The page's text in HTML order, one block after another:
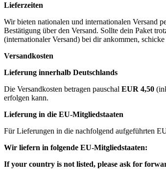
Lieferzeiten
Wir bieten nationalen und internationalen Versand
Bestätigung über den Versand. Sollte dein Paket
(internationaler Versand) bei dir ankommen,
Versandkosten
Lieferung innerhalb Deutschlands
Die Versandkosten betragen pauschal EUR 4,50
erfolgen kann.
Lieferung in die EU-Mitgliedstaaten
Für Lieferungen in die nachfolgend aufgeführten
Wir liefern in folgende EU-Mitgliedstaaten:
If your country is not listed, please ask for